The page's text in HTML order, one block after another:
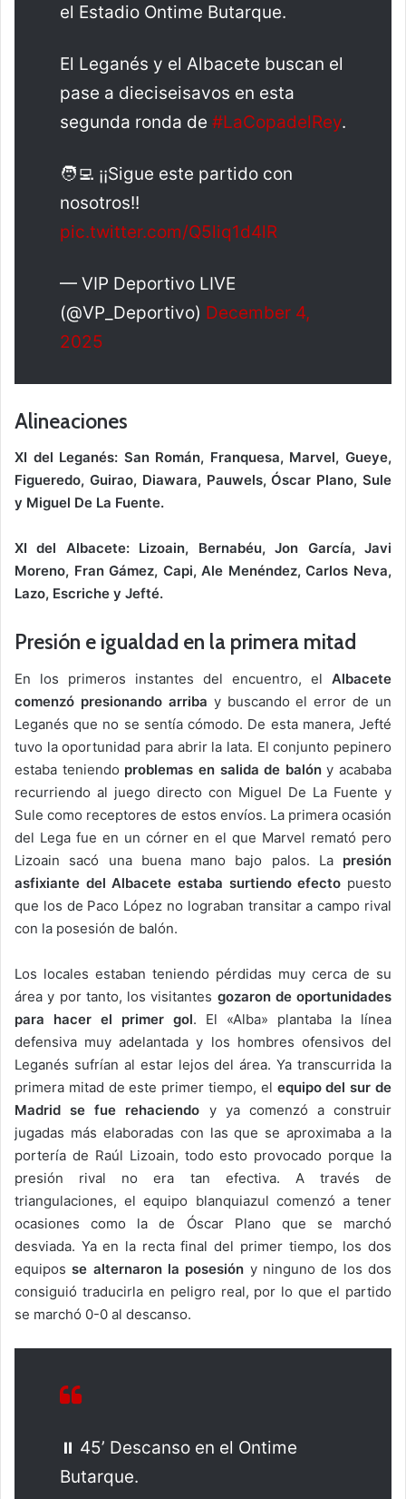
el Estadio Ontime Butarque.
El Leganés y el Albacete buscan el
pase a dieciseisavos en esta
segunda ronda de #LaCopadelRey.
🧑‍💻 ¡¡Sigue este partido con
nosotros!!
pic.twitter.com/Q5liq1d4lR
— VIP Deportivo LIVE
(@VP_Deportivo) December 4,
2025
Alineaciones
XI del Leganés: San Román, Franquesa, Marvel, Gueye,
Figueredo, Guirao, Diawara, Pauwels, Óscar Plano, Sule
y Miguel De La Fuente.
XI del Albacete: Lizoain, Bernabéu, Jon García, Javi
Moreno, Fran Gámez, Capi, Ale Menéndez, Carlos Neva,
Lazo, Escriche y Jefté.
Presión e igualdad en la primera mitad
En los primeros instantes del encuentro, el Albacete
comenzó presionando arriba y buscando el error de un
Leganés que no se sentía cómodo. De esta manera, Jefté
tuvo la oportunidad para abrir la lata. El conjunto pepinero
estaba teniendo problemas en salida de balóny acababa
recurriendo al juego directo con Miguel De La Fuente y
Sule como receptores de estos envíos. La primera ocasión
del Lega fue en un córner en el que Marvel remató pero
Lizoain sacó una buena mano bajo palos. La presión
asfixiante del Albacete estaba surtiendo efecto puesto
que los de Paco López no lograban transitar a campo rival
con la posesión de balón.
Los locales estaban teniendo pérdidas muy cerca de su
área y por tanto, los visitantes gozaron de oportunidades
para hacer el primer gol. El «Alba» plantaba la línea
defensiva muy adelantada y los hombres ofensivos del
Leganés sufrían al estar lejos del área. Ya transcurrida la
primera mitad de este primer tiempo, el equipo del sur de
Madrid se fue rehaciendo y ya comenzó a construir
jugadas más elaboradas con las que se aproximaba a la
portería de Raúl Lizoain, todo esto provocado porque la
presión rival no era tan efectiva. A través de
triangulaciones, el equipo blanquiazul comenzó a tener
ocasiones como la de Óscar Plano que se marchó
desviada. Ya en la recta final del primer tiempo, los dos
equiposse alternaron la posesión y ninguno de los dos
consiguió traducirla en peligro real, por lo que el partido
se marchó 0-0 al descanso.
⏸️ 45’ Descanso en el Ontime
Butarque.